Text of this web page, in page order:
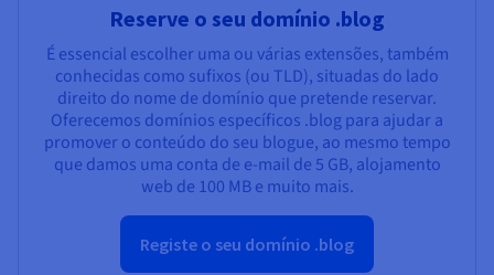
Reserve o seu domínio .blog
É essencial escolher uma ou várias extensões, também
conhecidas como sufixos (ou TLD), situadas do lado
direito do nome de domínio que pretende reservar.
Oferecemos domínios específicos .blog para ajudar a
promover o conteúdo do seu blogue, ao mesmo tempo
que damos uma conta de e-mail de 5 GB, alojamento
web de 100 MB e muito mais.
Registe o seu domínio .blog